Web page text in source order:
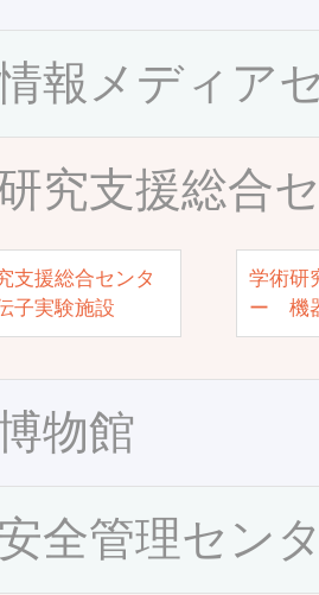
報メディア
究支援総合
支援総合センタ
子実験施設
学術研
ー 機
物館
全管理セン